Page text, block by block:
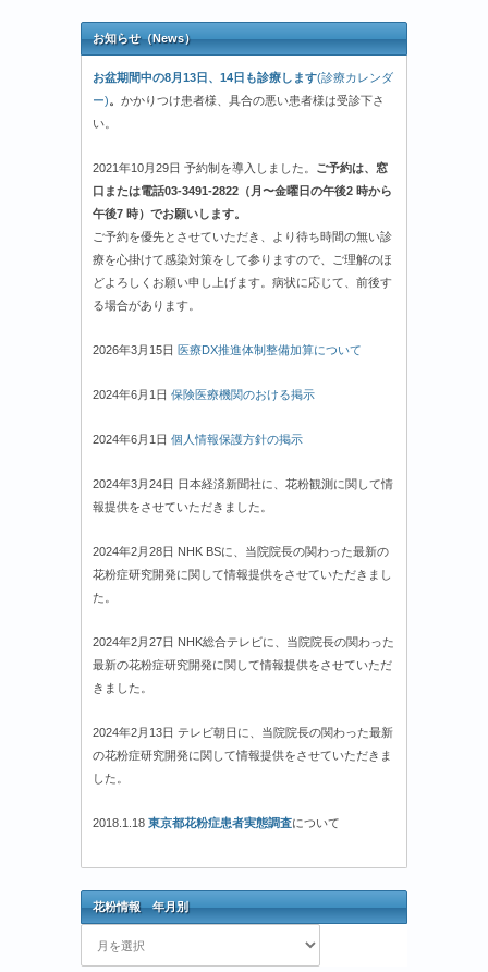
お知らせ（News）
お盆期間中の8月13日、14日も診療します(診療カレンダ
ー)。 かかりつけ患者様、具合の悪い患者様は受診下さ
い。
2021年10月29日 予約制を導入しました。 ご予約は、窓
口または電話03-3491-2822（月〜金曜日の午後2 時から
午後7 時）でお願いします。
ご予約を優先とさせていただき、より待ち時間の無い診
療を心掛けて感染対策をして参りますので、ご理解のほ
どよろしくお願い申し上げます。病状に応じて、前後す
る場合があります。
2026年3月15日 医療DX推進体制整備加算について
2024年6月1日 保険医療機関のおける掲示
2024年6月1日 個人情報保護方針の掲示
2024年3月24日 日本経済新聞社に、花粉観測に関して情
報提供をさせていただきました。
2024年2月28日 NHK BSに、当院院長の関わった最新の
花粉症研究開発に関して情報提供をさせていただきまし
た。
2024年2月27日 NHK総合テレビに、当院院長の関わった
最新の花粉症研究開発に関して情報提供をさせていただ
きました。
2024年2月13日 テレビ朝日に、当院院長の関わった最新
の花粉症研究開発に関して情報提供をさせていただきま
した。
2018.1.18 東京都花粉症患者実態調査について
花粉情報 年月別
花
粉